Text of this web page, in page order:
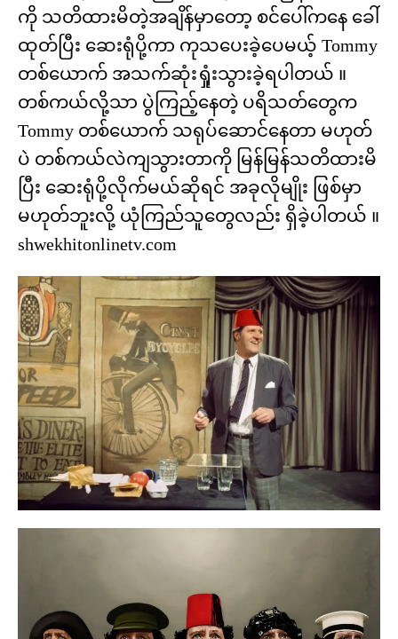
ကို သတိထားမိတဲ့အချိန်မှာတော့ စင်ပေါ်ကနေ ခေါ်
ထုတ်ပြီး ဆေးရုံပို့ကာ ကုသပေးခဲ့ပေမယ့် Tommy
တစ်ယောက် အသက်ဆုံးရှုံးသွားခဲ့ရပါတယ် ။
တစ်ကယ်လို့သာ ပွဲကြည့်နေတဲ့ ပရိသတ်တွေက
Tommy တစ်ယောက် သရုပ်ဆောင်နေတာ မဟုတ်
ပဲ တစ်ကယ်လဲကျသွားတာကို မြန်မြန်သတိထားမိ
ပြီး ဆေးရုံပို့လိုက်မယ်ဆိုရင် အခုလိုမျိုး ဖြစ်မှာ
မဟုတ်ဘူးလို့ ယုံကြည်သူတွေလည်း ရှိခဲ့ပါတယ် ။
shwekhitonlinetv.com